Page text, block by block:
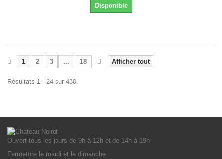
Disponible
Afficher tout
1 2 3 ... 18
Résultats 1 - 24 sur 430.
Ouvert tous les jours de 9h à 12h et de 14h à 19h
Fermeture le mardi et le dimanche